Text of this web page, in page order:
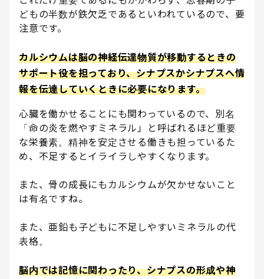
どもの半数が鉄欠乏であるといわれているので、要
注意です。
カルシウムは脳の神経伝達物質が移動するときの
サポート役を担っており、シナプスかシナプスへ情
報を伝達していくときに必要になります。
心臓を働かせることにも関わっているので、別名
「命の炎を燃やすミネラル」と呼ばれるほど重要
な栄養素。精神を安定させる働きも担っているた
め、不足するとイライラしやすくなります。
また、骨の成長にもカルシウムが欠かせないこと
は有名ですね。
また、亜鉛も子どもに不足しやすいミネラルの代
表格。
脳内では記憶に関わったり、シナプスの形成や神